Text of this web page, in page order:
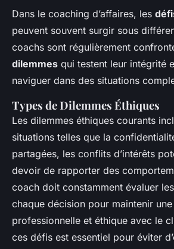
Dans le coaching d’affaires, les
peuvent souvent surgir sous
coachs sont régulièrement
dilemmes qui testent leur intégrité
naviguer dans des situations
Types de Dilemmes Éthiques
Les dilemmes éthiques courants
situations telles que la
partagées, les conflits d’intérêts
devoir de rapporter des
coach doit constamment évaluer
chaque décision pour maintenir
professionnelle et éthique avec le
ces défis est essentiel pour éviter